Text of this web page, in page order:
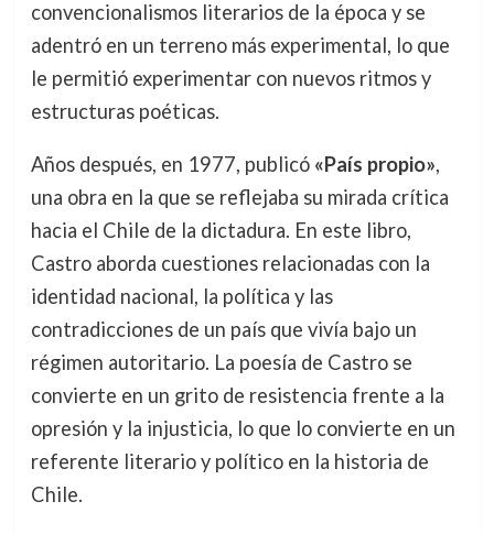
convencionalismos literarios de la época y se
adentró en un terreno más experimental, lo que
le permitió experimentar con nuevos ritmos y
estructuras poéticas.
Años después, en 1977, publicó «País propio»,
una obra en la que se reflejaba su mirada crítica
hacia el Chile de la dictadura. En este libro,
Castro aborda cuestiones relacionadas con la
identidad nacional, la política y las
contradicciones de un país que vivía bajo un
régimen autoritario. La poesía de Castro se
convierte en un grito de resistencia frente a la
opresión y la injusticia, lo que lo convierte en un
referente literario y político en la historia de
Chile.